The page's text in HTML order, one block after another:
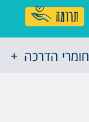
חומרי הדרכה